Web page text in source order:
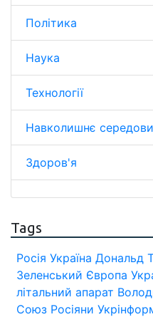
Політика
Наука
Технології
Навколишнє
Здоров'я
Tags
Росія Україна Дональд
Зеленський Європа
літальний апарат
Союз Росіяни